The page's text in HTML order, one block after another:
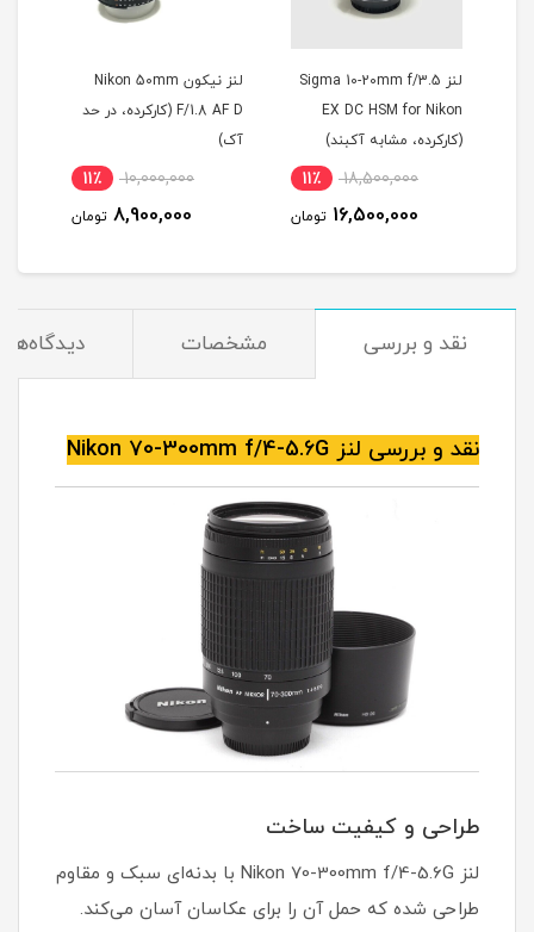
لنز Sigma 10-20mm f/3.5
EX DC HSM for Nikon
(کارکرده، مشابه آکبند)
18,500,000 11٪
16,500,000 تومان
لنز نیکون Nikon 50mm
F/1.8 AF D (کارکرده، در حد
آک)
10,000,000 11٪
8,900,000 تومان
نقد و بررسی مشخصات دیدگاه‌ها
نقد و بررسی لنز Nikon 70-300mm f/4-5.6G
طراحی و کیفیت ساخت
لنز Nikon 70-300mm f/4-5.6G با بدنه‌ای سبک و مقاوم
طراحی شده که حمل آن را برای عکاسان آسان می‌کند.